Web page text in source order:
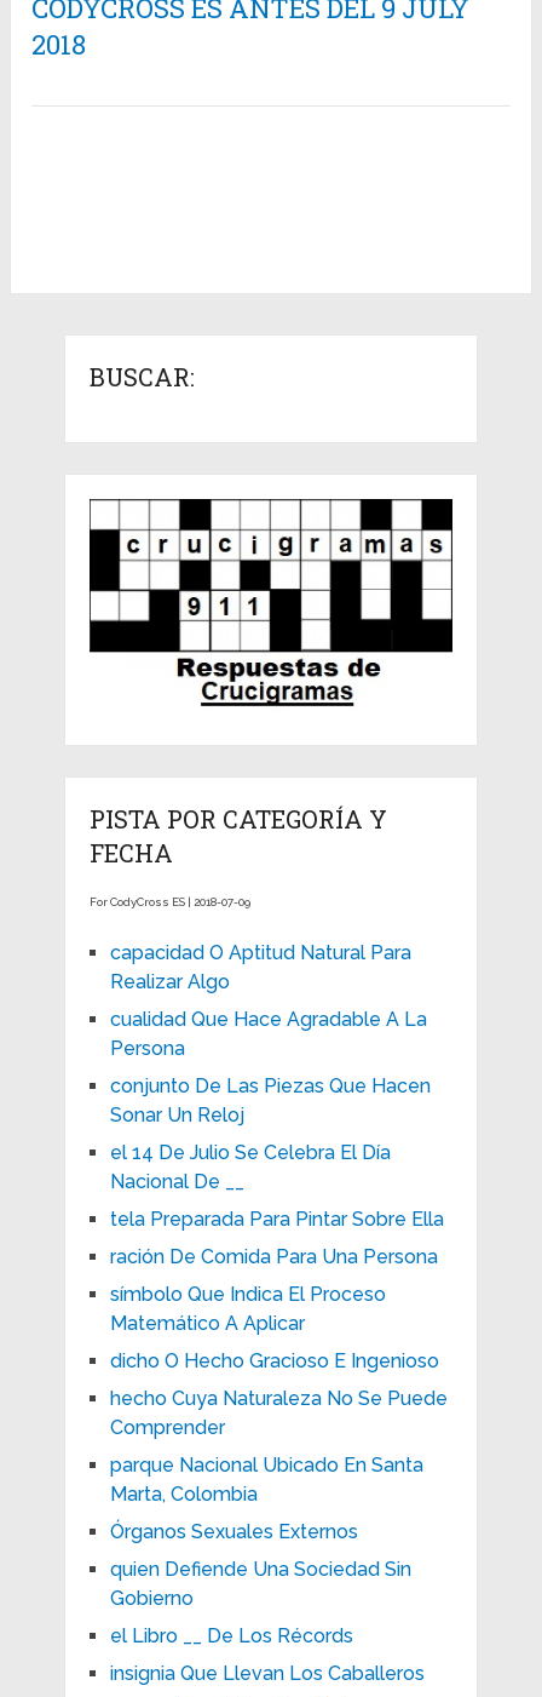
CODYCROSS ES ANTES DEL 9 JULY
2018
BUSCAR:
PISTA POR CATEGORÍA Y
FECHA
For CodyCross ES | 2018-07-09
capacidad O Aptitud Natural Para
Realizar Algo
cualidad Que Hace Agradable A La
Persona
conjunto De Las Piezas Que Hacen
Sonar Un Reloj
el 14 De Julio Se Celebra El Día
Nacional De __
tela Preparada Para Pintar Sobre Ella
ración De Comida Para Una Persona
símbolo Que Indica El Proceso
Matemático A Aplicar
dicho O Hecho Gracioso E Ingenioso
hecho Cuya Naturaleza No Se Puede
Comprender
parque Nacional Ubicado En Santa
Marta, Colombia
Órganos Sexuales Externos
quien Defiende Una Sociedad Sin
Gobierno
el Libro __ De Los Récords
insignia Que Llevan Los Caballeros